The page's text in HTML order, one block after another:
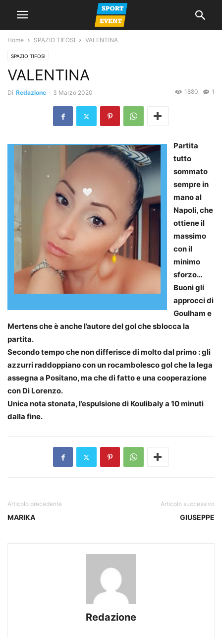
Home SPAZIO TIFOSI VALENTINA
SPAZIO TIFOSI
VALENTINA
Di Redazione - 3 Marzo 2020 1
1880
Partita
tutto
sommato
sempre in
mano al
Napoli, che
ottiene il
massimo
con il
minimo
sforzo…
Buoni gli
approcci di
Goulham e
Mertens che è anche l’autore del gol che sblocca la
partita.
Secondo tempo che non differisce di molto dal primo : gli
azzurri raddoppiano con un rocambolesco gol che la lega
assegna a Positano, ma che di fatto e una cooperazione
con Di Lorenzo.
Unica nota stonata, l’espulsione di Koulibaly a 10 minuti
dalla fine.
Articolo precedente
MARIKA
Articolo successivo
GIUSEPPE
Redazione